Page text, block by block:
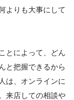
よりも大事にして
とによって、どん
と把握できるから
は、オンラインに
来店しての相談や